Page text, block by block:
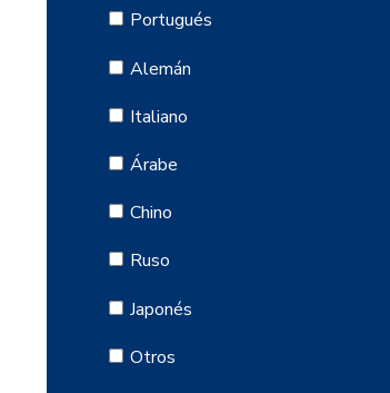
Portugués
Alemán
Italiano
Árabe
Chino
Ruso
Japonés
Otros